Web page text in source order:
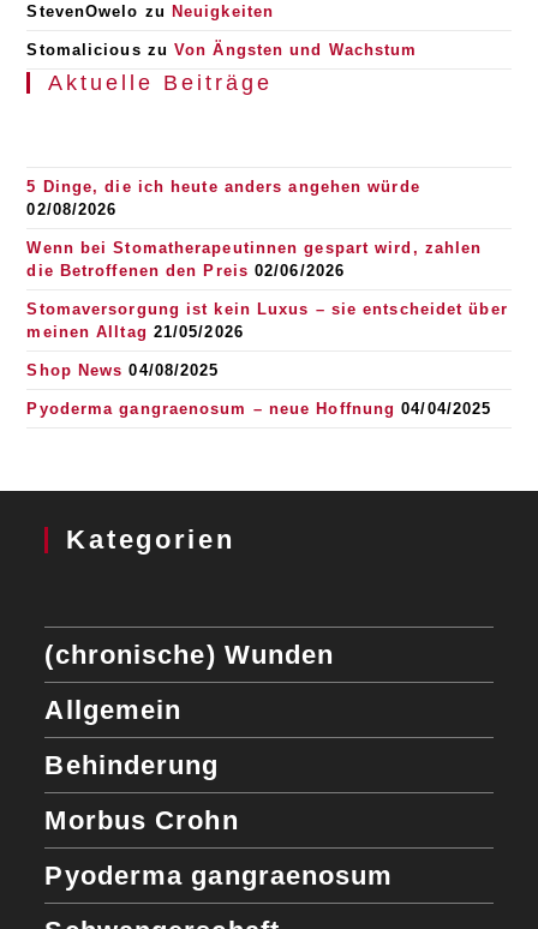
StevenOwelo zu Neuigkeiten
Stomalicious zuVon Ängsten und Wachstum
Aktuelle Beiträge
5 Dinge, die ich heute anders angehen würde
02/08/2026
Wenn bei Stomatherapeutinnen gespart wird, zahlen
die Betroffenen den Preis 02/06/2026
Stomaversorgung ist kein Luxus – sie entscheidet über
meinen Alltag 21/05/2026
Shop News 04/08/2025
Pyoderma gangraenosum – neue Hoffnung 04/04/2025
Kategorien
(chronische) Wunden
Allgemein
Behinderung
Morbus Crohn
Pyoderma gangraenosum